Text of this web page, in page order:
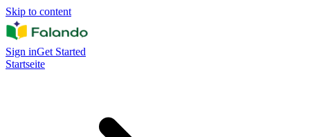
Skip to content
Sign inGet Started
Startseite